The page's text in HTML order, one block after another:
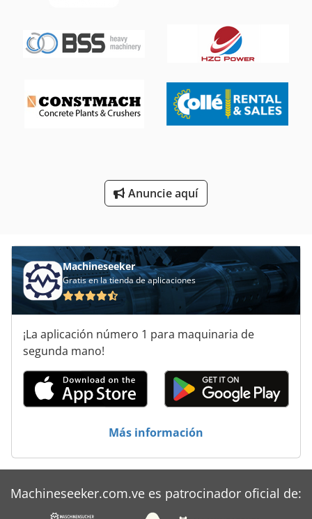
Máquina De Recolección
Máquina De Trabajo De Metal
Que Forma La Máquina
Sistema De Extracción De
Anuncie aquí
Machineseeker
Gratis en la tienda de aplicaciones
¡La aplicación número 1 para maquinaria de
segunda mano!
Más información
Machineseeker.com.ve es patrocinador oficial de: